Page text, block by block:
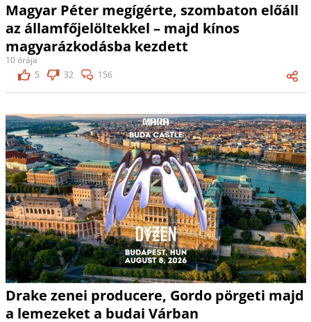
Magyar Péter megígérte, szombaton előáll
az államfőjelöltekkel – majd kínos
magyarázkodásba kezdett
10 órája
5
32 156
Drake zenei producere, Gordo pörgeti majd
a lemezeket a budai Várban